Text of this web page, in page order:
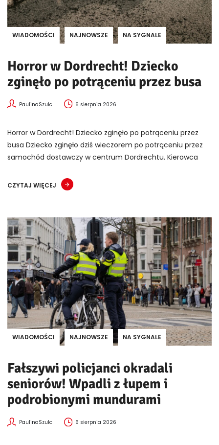
WIADOMOŚCI NAJNOWSZE NA SYGNALE
Horror w Dordrecht! Dziecko
zginęło po potrąceniu przez busa
PaulinaSzulc 6 sierpnia 2026
Horror w Dordrecht! Dziecko zginęło po potrąceniu przez
busa Dziecko zginęło dziś wieczorem po potrąceniu przez
samochód dostawczy w centrum Dordrechtu. Kierowca
CZYTAJ WIĘCEJ
WIADOMOŚCI NAJNOWSZE NA SYGNALE
Fałszywi policjanci okradali
seniorów! Wpadli z łupem i
podrobionymi mundurami
PaulinaSzulc 6 sierpnia 2026